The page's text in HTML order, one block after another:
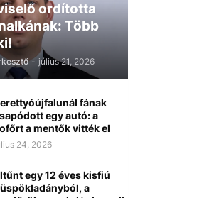
ordította
Több
- július 21, 2026
fának
egy autó: a
a mentők vitték el
24, 2026
egy 12 éves kisfiú
a